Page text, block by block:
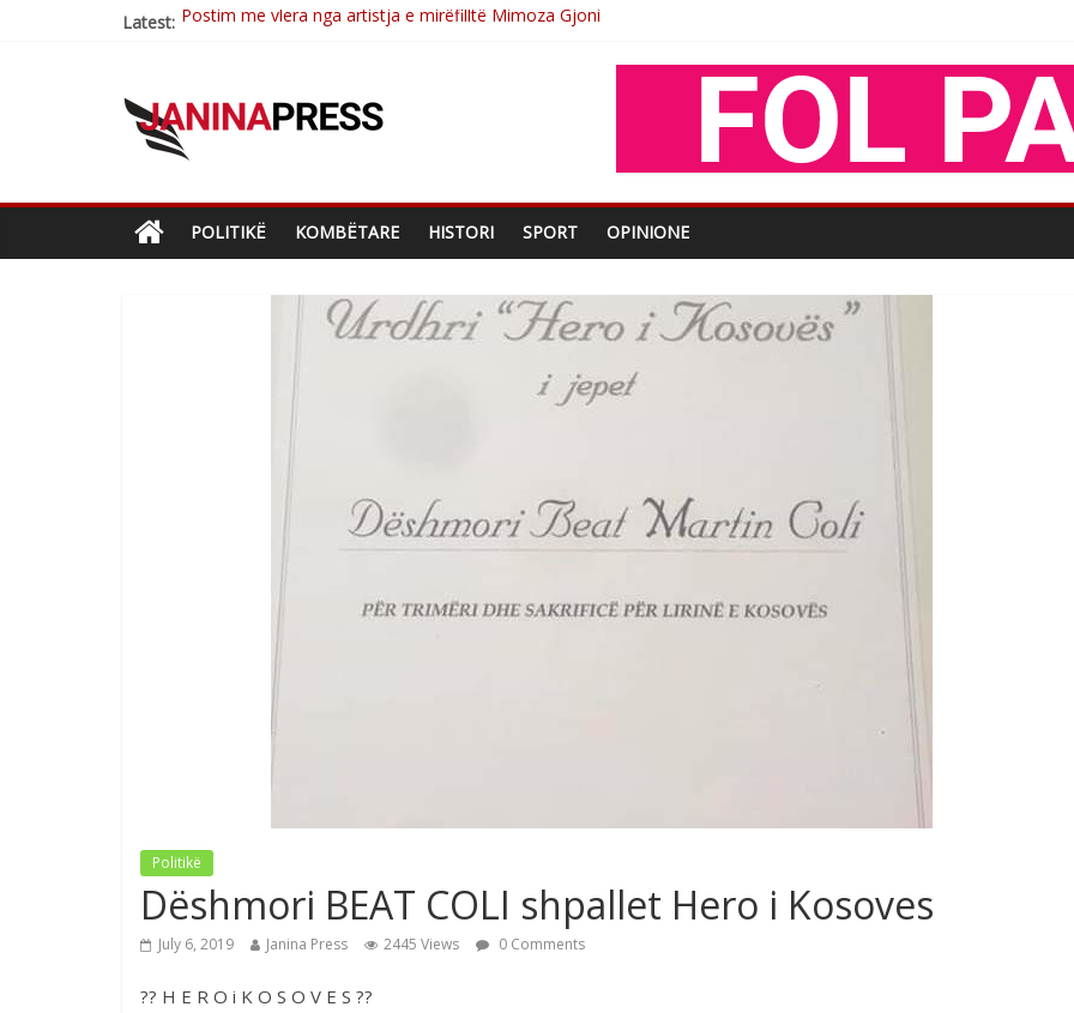
Latest: Nga poetja atdhetare Kumrie Shala -BOLL MO
Çlirimtari Mentor Mushkolaj nderohet me mirenjohje nga Xhevdet Qeriqi Dega e invalidëve në Fushë Kosovë
POLITIKË KOMBËTARE HISTORI SPORT OPINIONE
Politikë
Dëshmori BEAT COLI shpallet Hero i Kosoves
July 6, 2019 Janina Press 2445 Views 0 Comments
?? H E R O i K O S O V E S ??